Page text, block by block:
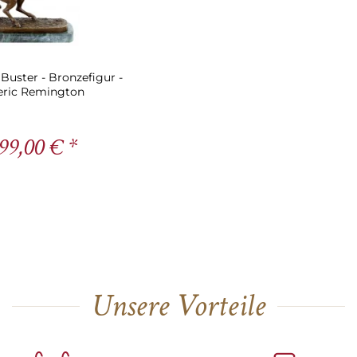
- Bronzefigur -
Remington
€ *
Unsere Vorteile